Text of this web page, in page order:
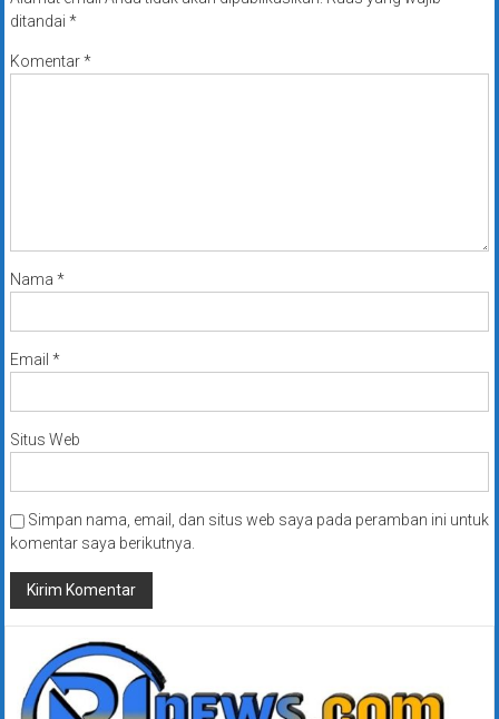
ditandai *
Komentar*
Nama *
Email *
Situs Web
Simpan nama, email, dan situs web saya pada peramban ini untuk
komentar saya berikutnya.